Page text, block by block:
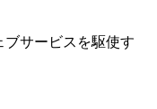
ブサービスを駆使す